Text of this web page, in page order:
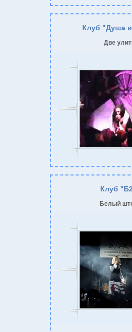
Клуб "Душа
Две
Клуб
Белый